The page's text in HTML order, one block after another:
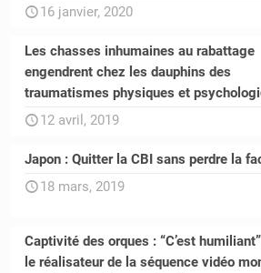
16 janvier, 2020
Les chasses inhumaines au rabattage
engendrent chez les dauphins des
traumatismes physiques et
12 avril, 2019
Japon : Quitter la CBI sans perdre la
18 mars, 2019
Captivité des orques : “C’est
le réalisateur de la séquence vidéo